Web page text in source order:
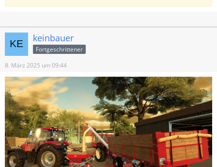
keinbauer
Fortgeschrittener
8. März 2025 um 09:44